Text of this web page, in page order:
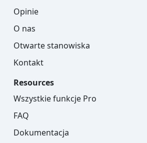
Opinie
O nas
Otwarte stanowiska
Kontakt
Resources
Wszystkie funkcje Pro
FAQ
Dokumentacja